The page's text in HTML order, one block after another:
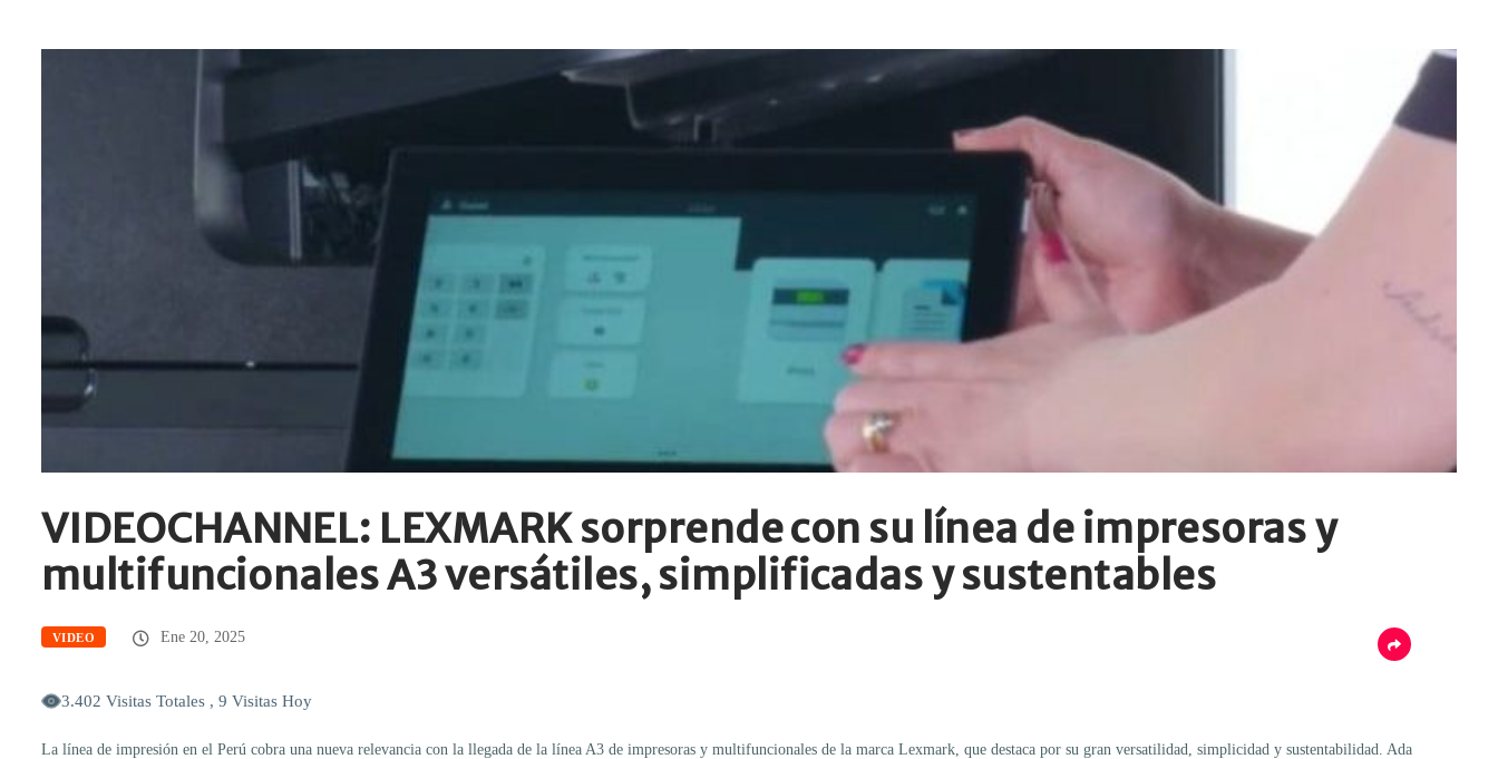
VIDEOCHANNEL: LEXMARK sorprende con su línea de impresoras y
multifuncionales A3 versátiles, simplificadas y sustentables
VIDEO Ene 20, 2025
3.402 Visitas Totales , 9 Visitas Hoy
La línea de impresión en el Perú cobra una nueva relevancia con la llegada de la línea A3 de impresoras y multifuncionales de la marca Lexmark, que destaca por su gran versatilidad, simplicidad y sustentabilidad. Ada